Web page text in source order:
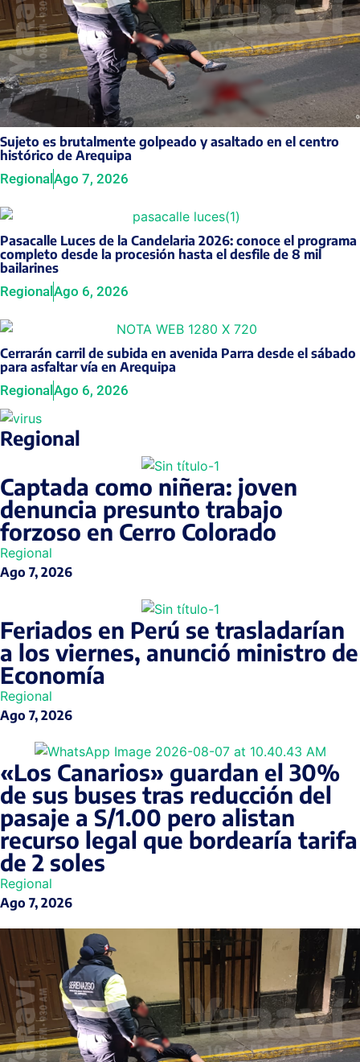
Sujeto es brutalmente golpeado y asaltado en el centro
histórico de Arequipa
Regional Ago 7, 2026
Pasacalle Luces de la Candelaria 2026: conoce el programa
completo desde la procesión hasta el desfile de 8 mil
bailarines
RegionalAgo 6, 2026
Cerrarán carril de subida en avenida Parra desde el sábado
para asfaltar vía en Arequipa
RegionalAgo 6, 2026
Regional
Captada como niñera: joven
denuncia presunto trabajo
forzoso en Cerro Colorado
Regional
Ago 7, 2026
Feriados en Perú se trasladarían
a los viernes, anunció ministro de
Economía
Regional
Ago 7, 2026
«Los Canarios» guardan el 30%
de sus buses tras reducción del
pasaje a S/1.00 pero alistan
recurso legal que bordearía tarifa
de 2 soles
Regional
Ago 7, 2026